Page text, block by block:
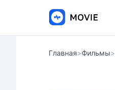
Главная>Фильмы>